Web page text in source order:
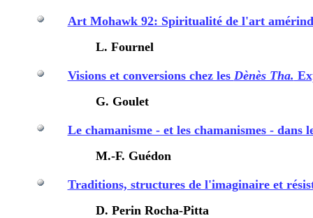
Art Mohawk 92: Spiritualité de l'art
L. Fournel
Visions et conversions chez les Dènès Tha.
G. Goulet
Le chamanisme - et les chamanismes -
M.-F. Guédon
Traditions, structures de l'imaginaire et
D. Perin Rocha-Pitta